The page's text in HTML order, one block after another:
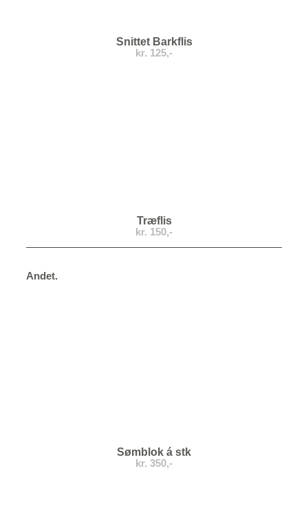
Snittet Barkflis
kr. 125,-
Træflis
kr. 150,-
Andet.
Sømblok á stk
kr. 350,-